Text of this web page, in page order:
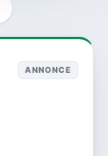
ANNONCE